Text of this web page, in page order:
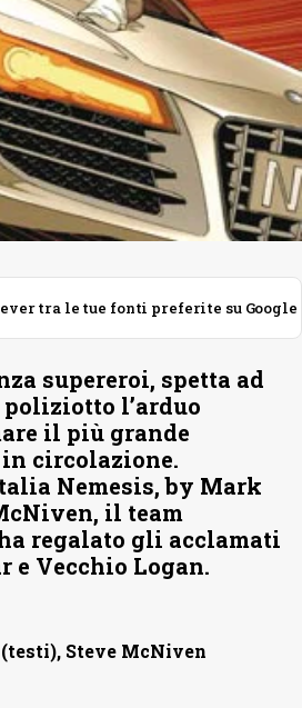
tra le tue fonti preferite su Google
supereroi, spetta ad
l’arduo
il più grande
circolazione.
Nemesis, by Mark
il team
regalato gli acclamati
e Vecchio Logan.
Steve McNiven